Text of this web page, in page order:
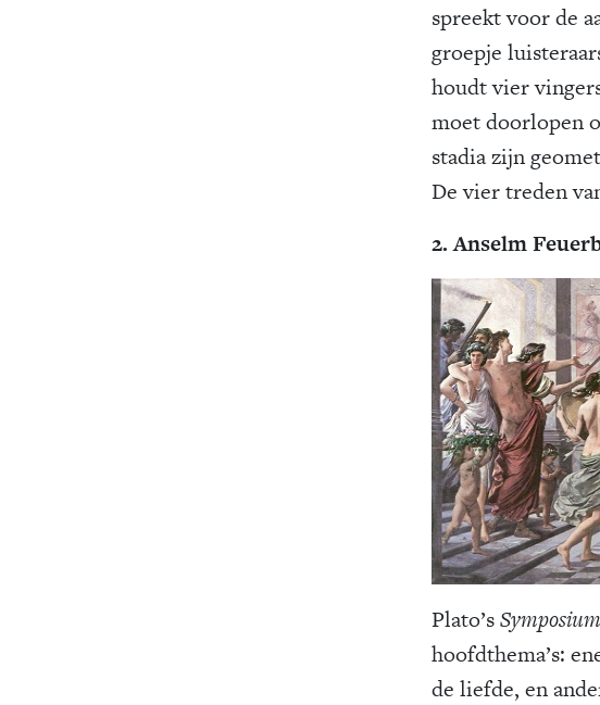
spreekt voor de
groepje
houdt vier
moet doorlopen
stadia zijn
De vier treden
2. Anselm
Plato’sSymposium
hoofdthema’s:
de liefde, en